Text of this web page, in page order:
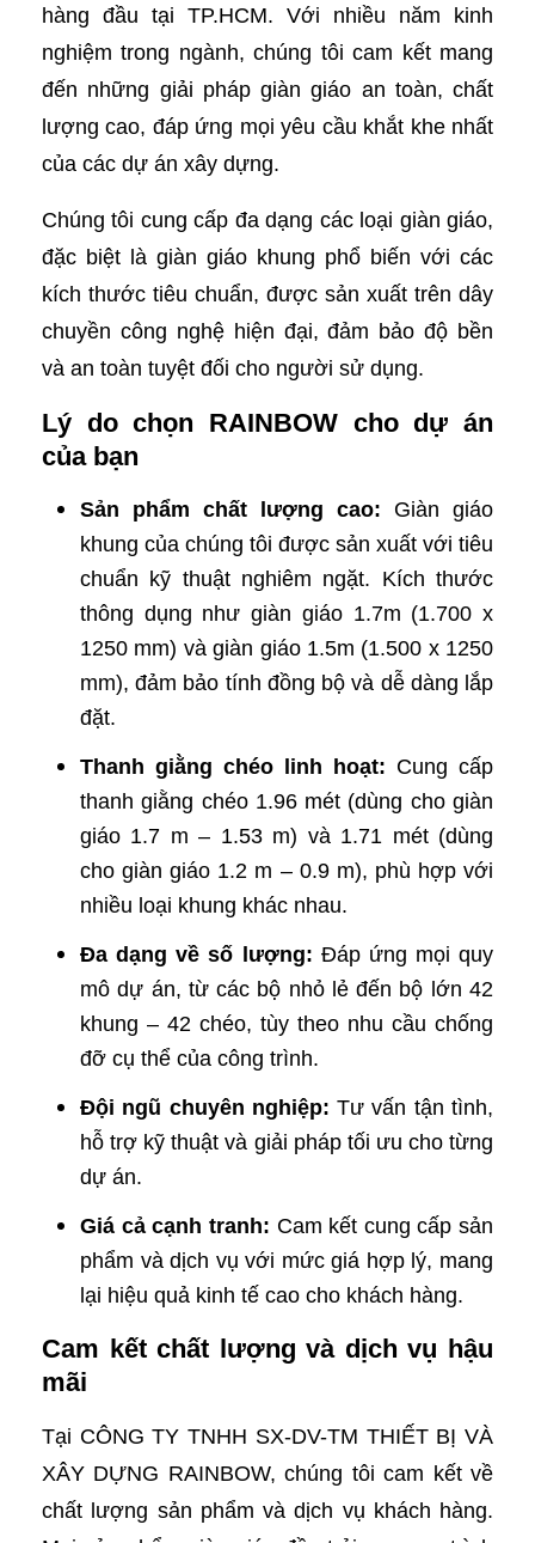
hàng đầu tại TP.HCM. Với nhiều năm kinh
nghiệm trong ngành, chúng tôi cam kết mang
đến những giải pháp giàn giáo an toàn, chất
lượng cao, đáp ứng mọi yêu cầu khắt khe nhất
của các dự án xây dựng.
Chúng tôi cung cấp đa dạng các loại giàn giáo,
đặc biệt là giàn giáo khung phổ biến với các
kích thước tiêu chuẩn, được sản xuất trên dây
chuyền công nghệ hiện đại, đảm bảo độ bền
và an toàn tuyệt đối cho người sử dụng.
Lý do chọn RAINBOW cho dự án
của bạn
Sản phẩm chất lượng cao: Giàn giáo
khung của chúng tôi được sản xuất với tiêu
chuẩn kỹ thuật nghiêm ngặt. Kích thước
thông dụng như giàn giáo 1.7m (1.700 x
1250 mm) và giàn giáo 1.5m (1.500 x 1250
mm), đảm bảo tính đồng bộ và dễ dàng lắp
đặt.
Thanh giằng chéo linh hoạt: Cung cấp
thanh giằng chéo 1.96 mét (dùng cho giàn
giáo 1.7 m – 1.53 m) và 1.71 mét (dùng
cho giàn giáo 1.2 m – 0.9 m), phù hợp với
nhiều loại khung khác nhau.
Đa dạng về số lượng: Đáp ứng mọi quy
mô dự án, từ các bộ nhỏ lẻ đến bộ lớn 42
khung – 42 chéo, tùy theo nhu cầu chống
đỡ cụ thể của công trình.
Đội ngũ chuyên nghiệp: Tư vấn tận tình,
hỗ trợ kỹ thuật và giải pháp tối ưu cho từng
dự án.
Giá cả cạnh tranh: Cam kết cung cấp sản
phẩm và dịch vụ với mức giá hợp lý, mang
lại hiệu quả kinh tế cao cho khách hàng.
Cam kết chất lượng và dịch vụ hậu
mãi
Tại CÔNG TY TNHH SX-DV-TM THIẾT BỊ VÀ
XÂY DỰNG RAINBOW, chúng tôi cam kết về
chất lượng sản phẩm và dịch vụ khách hàng.